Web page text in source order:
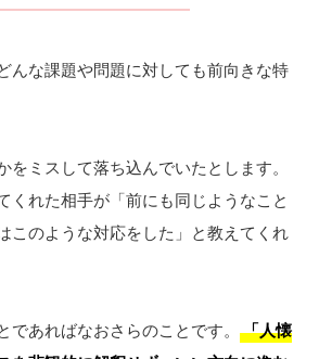
んな課題や問題に対しても前向きな特
をミスして落ち込んでいたとします。
くれた相手が「前にも同じようなこと
このような対応をした」と教えてくれ
であればなおさらのことです。
「人懐